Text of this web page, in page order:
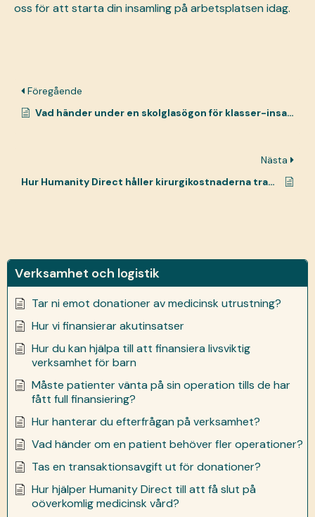
Verksamhet och logistik
Tar ni emot donationer av medicinsk utrustning?
Hur vi finansierar akutinsatser
Hur du kan hjälpa till att finansiera livsviktig
verksamhet för barn
Måste patienter vänta på sin operation tills de har
fått full finansiering?
Hur hanterar du efterfrågan på verksamhet?
Vad händer om en patient behöver fler operationer?
Tas en transaktionsavgift ut för donationer?
Hur hjälper Humanity Direct till att få slut på
oöverkomlig medicinsk vård?
oss för att starta din insamling på arbetsplatsen idag.
Föregående
Vad händer under en skolglasögon för klasser-insamling?
Nästa
Hur Humanity Direct håller kirurgikostnaderna transparenta